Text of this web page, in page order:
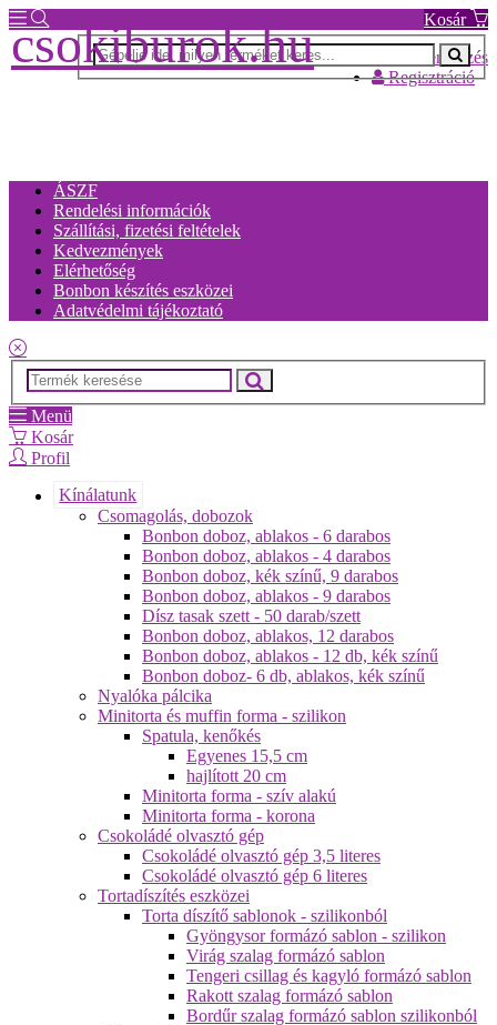
Kosár
Bejelentkezés
Regisztráció
csokiburok.hu
ÁSZF
Rendelési információk
Szállítási, fizetési feltételek
Kedvezmények
Elérhetőség
Bonbon készítés eszközei
Adatvédelmi tájékoztató
Menü
Kosár
Profil
Kínálatunk
Csomagolás, dobozok
Bonbon doboz, ablakos - 6 darabos
Bonbon doboz, ablakos - 4 darabos
Bonbon doboz, kék színű, 9 darabos
Bonbon doboz, ablakos - 9 darabos
Dísz tasak szett - 50 darab/szett
Bonbon doboz, ablakos, 12 darabos
Bonbon doboz, ablakos - 12 db, kék színű
Bonbon doboz- 6 db, ablakos, kék színű
Nyalóka pálcika
Minitorta és muffin forma - szilikon
Spatula, kenőkés
Egyenes 15,5 cm
hajlított 20 cm
Minitorta forma - szív alakú
Minitorta forma - korona
Csokoládé olvasztó gép
Csokoládé olvasztó gép 3,5 literes
Csokoládé olvasztó gép 6 literes
Tortadíszítés eszközei
Torta díszítő sablonok - szilikonból
Gyöngysor formázó sablon - szilikon
Virág szalag formázó sablon
Tengeri csillag és kagyló formázó sablon
Rakott szalag formázó sablon
Bordűr szalag formázó sablon szilikonból